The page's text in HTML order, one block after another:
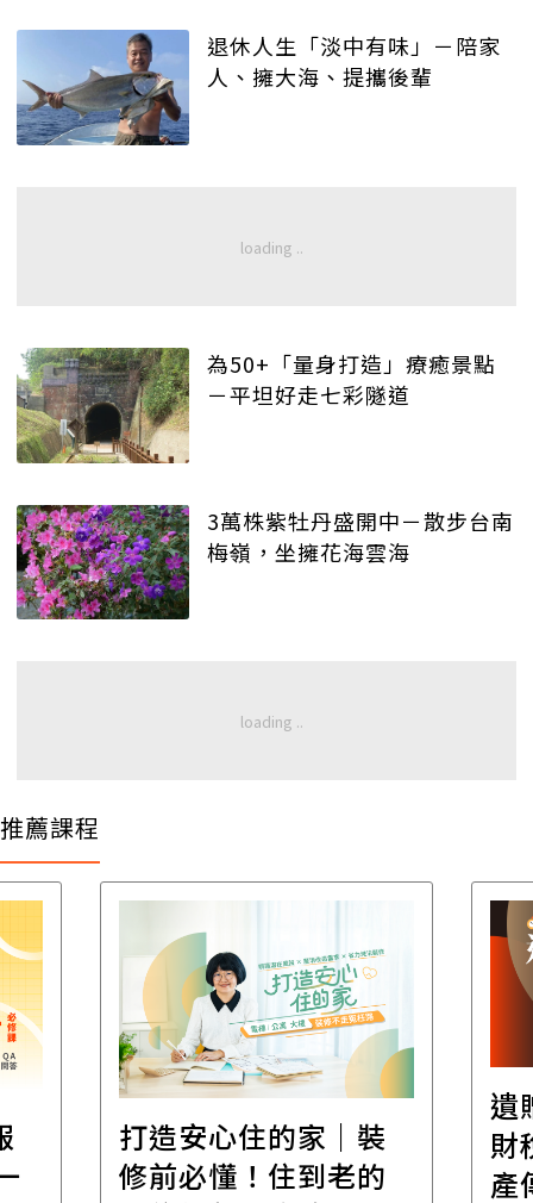
退休人生「淡中有味」－陪家
人、擁大海、提攜後輩
為50+「量身打造」療癒景點
－平坦好走七彩隧道
3萬株紫牡丹盛開中－散步台南
梅嶺，坐擁花海雲海
推薦課程
打造安心住的家｜裝
修前必懂！住到老的
遺
財
產